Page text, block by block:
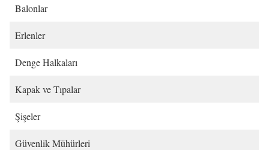
Balonlar
Erlenler
Denge Halkaları
Kapak ve Tıpalar
Şişeler
Güvenlik Mühürleri